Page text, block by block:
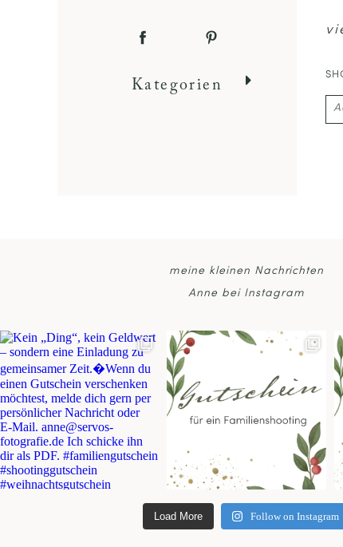
Kategorien
meine kleinen Nachrichten
Anne bei Instagram
Load More Follow on Instagram